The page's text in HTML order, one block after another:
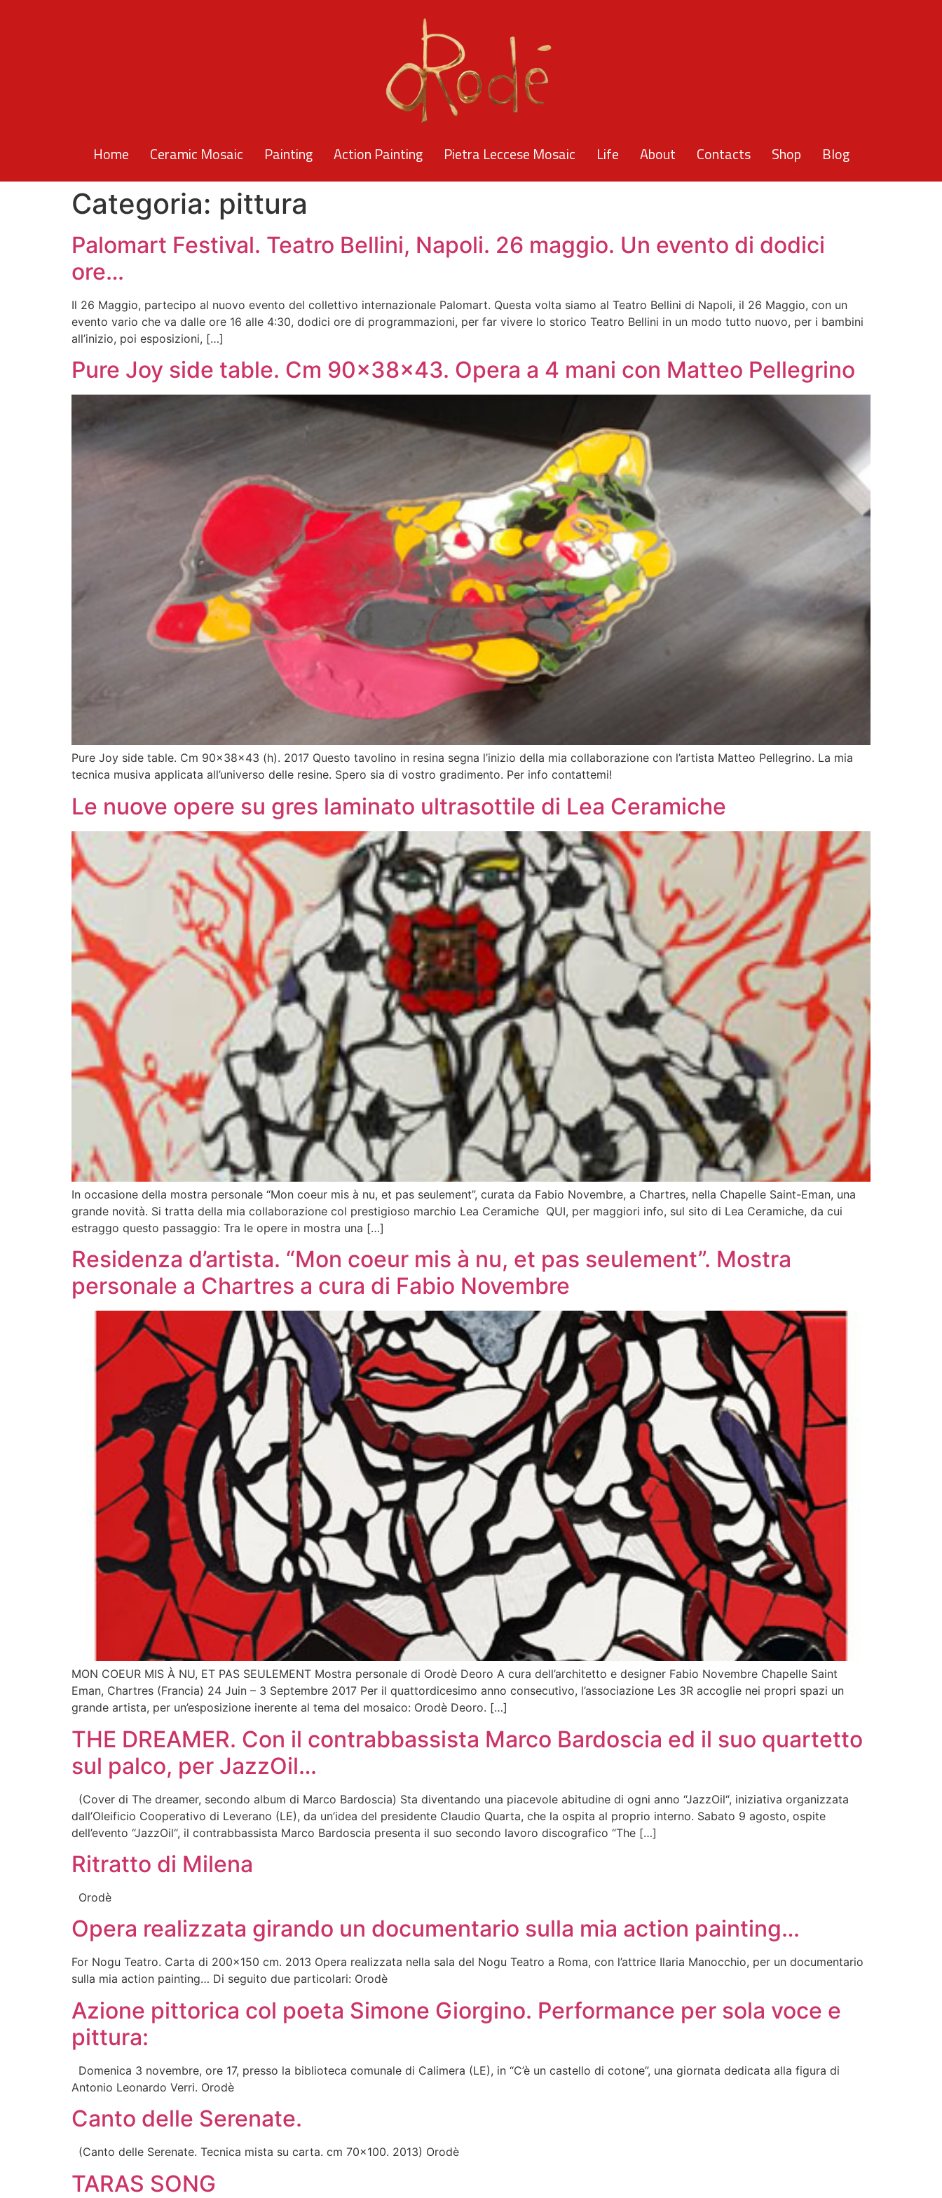
Home Ceramic Mosaic Painting Action Painting Pietra Leccese Mosaic Life About Contacts Shop Blog
Categoria: pittura
Palomart Festival. Teatro Bellini, Napoli. 26 maggio. Un evento di dodici
ore…
Il 26 Maggio, partecipo al nuovo evento del collettivo internazionale Palomart. Questa volta siamo al Teatro Bellini di Napoli, il 26 Maggio, con un
evento vario che va dalle ore 16 alle 4:30, dodici ore di programmazioni, per far vivere lo storico Teatro Bellini in un modo tutto nuovo, per i bambini
all’inizio, poi esposizioni, […]
Pure Joy side table. Cm 90x38x43. Opera a 4 mani con Matteo Pellegrino
Pure Joy side table. Cm 90x38x43 (h). 2017 Questo tavolino in resina segna l’inizio della mia collaborazione con l’artista Matteo Pellegrino. La mia
tecnica musiva applicata all’universo delle resine. Spero sia di vostro gradimento. Per info contattemi!
Le nuove opere su gres laminato ultrasottile di Lea Ceramiche
In occasione della mostra personale “Mon coeur mis à nu, et pas seulement”, curata da Fabio Novembre, a Chartres, nella Chapelle Saint-Eman, una
grande novità. Si tratta della mia collaborazione col prestigioso marchio Lea Ceramiche QUI, per maggiori info, sul sito di Lea Ceramiche, da cui
estraggo questo passaggio: Tra le opere in mostra una […]
Residenza d’artista. “Mon coeur mis à nu, et pas seulement”. Mostra
personale a Chartres a cura di Fabio Novembre
MON COEUR MIS À NU, ET PAS SEULEMENT Mostra personale di Orodè Deoro A cura dell’architetto e designer Fabio Novembre Chapelle Saint
Eman, Chartres (Francia) 24 Juin – 3 Septembre 2017 Per il quattordicesimo anno consecutivo, l’associazione Les 3R accoglie nei propri spazi un
grande artista, per un’esposizione inerente al tema del mosaico: Orodè Deoro. […]
THE DREAMER. Con il contrabbassista Marco Bardoscia ed il suo quartetto
sul palco, per JazzOil…
(Cover di The dreamer, secondo album di Marco Bardoscia) Sta diventando una piacevole abitudine di ogni anno “JazzOil“, iniziativa organizzata
dall’Oleificio Cooperativo di Leverano (LE), da un’idea del presidente Claudio Quarta, che la ospita al proprio interno. Sabato 9 agosto, ospite
dell’evento “JazzOil“, il contrabbassista Marco Bardoscia presenta il suo secondo lavoro discografico “The […]
Ritratto di Milena
Orodè
Opera realizzata girando un documentario sulla mia action painting…
For Nogu Teatro. Carta di 200×150 cm. 2013 Opera realizzata nella sala del Nogu Teatro a Roma, con l’attrice Ilaria Manocchio, per un documentario
sulla mia action painting… Di seguito due particolari: Orodè
Azione pittorica col poeta Simone Giorgino. Performance per sola voce e
pittura:
Domenica 3 novembre, ore 17, presso la biblioteca comunale di Calimera (LE), in “C’è un castello di cotone”, una giornata dedicata alla figura di
Antonio Leonardo Verri. Orodè
Canto delle Serenate.
(Canto delle Serenate. Tecnica mista su carta. cm 70×100. 2013) Orodè
TARAS SONG